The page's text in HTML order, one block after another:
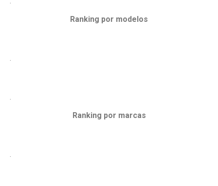
Ranking por modelos
.
.
Ranking por marcas
.